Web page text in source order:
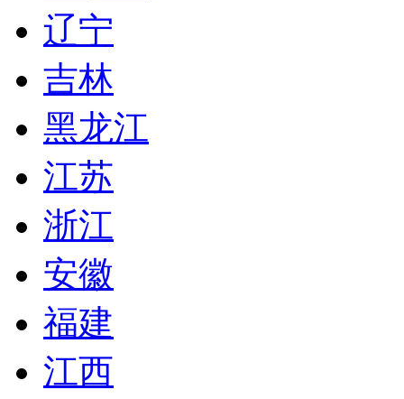
辽宁
吉林
黑龙江
江苏
浙江
安徽
福建
江西